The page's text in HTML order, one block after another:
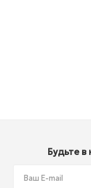
Будьте в